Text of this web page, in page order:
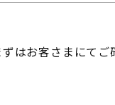
はお客さまにて